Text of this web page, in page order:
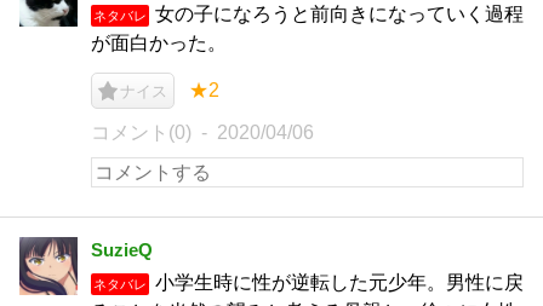
ネタバレ
女の子になろうと前向きになっていく過程
が面白かった。
ナイス ★2
コメント(0) 2020/04/06
SuzieQ
ネタバレ
小学生時に性が逆転した元少年。男性に戻